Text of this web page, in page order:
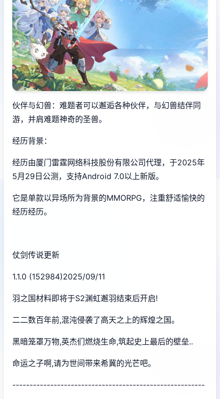
伙伴与幻兽：难题者可以邂逅各种伙伴，与幻兽结伴同
游，并肩难题神奇的圣兽。
经历背景：
经历由厦门雷霆网络科技股份有限公司代理，于2025年
5月29日公测，支持Android 7.0以上新版。
它是单款以异场所为背景的MMORPG，注重舒适愉快的
经历经历。
仗剑传说更新
1.1.0 (152984)2025/09/11
羽之国材料即将于S2渊虹邂羽结束后开启!
二二数百年前,混沌侵袭了高天之上的辉煌之国。
黑暗笼罩万物,英杰们燃烧生命,筑起史上最后的壁垒..
命运之子啊,请为世间带来希冀的光芒吧。
--------------------------------------------------------